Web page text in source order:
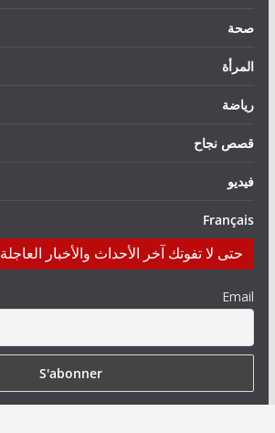
صحة
المرأة
رياضة
قصص نجاح
فيديو
Français
حتى لا تفوتك آخر الأحداث والأخبار العاجلة
Email